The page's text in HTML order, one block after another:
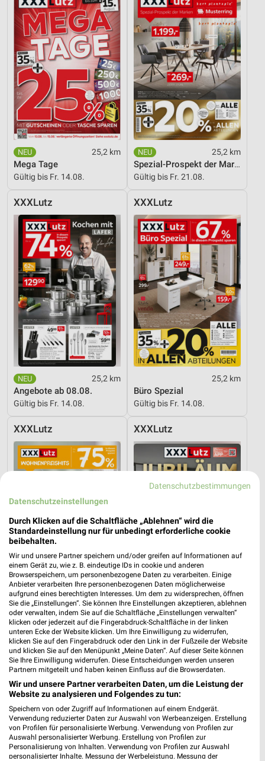
25,2 km
Mega Tage
Gültig bis Fr. 14.08.
25,2 km
Spezial-Prospekt der Marken
Gültig bis Fr. 21.08.
XXXLutz
25,2 km
Angebote ab 08.08.
Gültig bis Fr. 14.08.
XXXLutz
25,2 km
Büro Spezial
Gültig bis Fr. 14.08.
XXXLutz
25,2 km
Wohnenpreishits
Gültig bis Fr. 14.08.
XXXLutz
25,2 km
Angebote ab 08.08.
Gültig bis Fr. 14.08.
XXXLutz XXXLutz
Datenschutzbestimmungen
Datenschutzeinstellungen
Durch Klicken auf die Schaltfläche „Ablehnen“ wird die
Standardeinstellung nur für unbedingt erforderliche cookie
beibehalten.
Wir und unsere Partner speichern und/oder greifen auf Informationen auf
einem Gerät zu, wie z. B. eindeutige IDs in cookie und anderen
Browserspeichern, um personenbezogene Daten zu verarbeiten. Einige
Anbieter verarbeiten Ihre personenbezogenen Daten möglicherweise
aufgrund eines berechtigten Interesses. Um dem zu widersprechen, öffnen
Sie die „Einstellungen“. Sie können Ihre Einstellungen akzeptieren, ablehnen
oder verwalten, indem Sie auf die Schaltfläche „Einstellungen verwalten“
klicken oder jederzeit auf die Fingerabdruck-Schaltfläche in der linken
unteren Ecke der Website klicken. Um Ihre Einwilligung zu widerrufen,
klicken Sie auf den Fingerabdruck oder den Link in der Fußzeile der Website
und klicken Sie auf den Menüpunkt „Meine Daten“. Auf dieser Seite können
Sie Ihre Einwilligung widerrufen. Diese Entscheidungen werden unseren
Partnern mitgeteilt und haben keinen Einfluss auf die Browserdaten.
Wir und unsere Partner verarbeiten Daten, um die Leistung der
Website zu analysieren und Folgendes zu tun:
Speichern von oder Zugriff auf Informationen auf einem Endgerät.
Verwendung reduzierter Daten zur Auswahl von Werbeanzeigen. Erstellung
von Profilen für personalisierte Werbung. Verwendung von Profilen zur
Auswahl personalisierter Werbung. Erstellung von Profilen zur
Personalisierung von Inhalten. Verwendung von Profilen zur Auswahl
personalisierter Inhalte. Messung der Werbeleistung. Messung der